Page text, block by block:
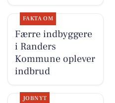
FAKTA OM
Færre indbyggere
i Randers
Kommune oplever
indbrud
JOBNYT